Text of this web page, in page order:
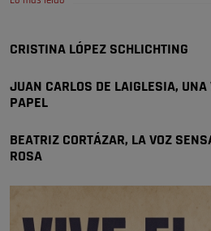
🔴 EXCLUSIVA | El
CRISTINA LÓPEZ SCHLICHTING
JUAN CARLOS DE LAIGLESIA,
PAPEL
BEATRIZ CORTÁZAR, LA VOZ
ROSA